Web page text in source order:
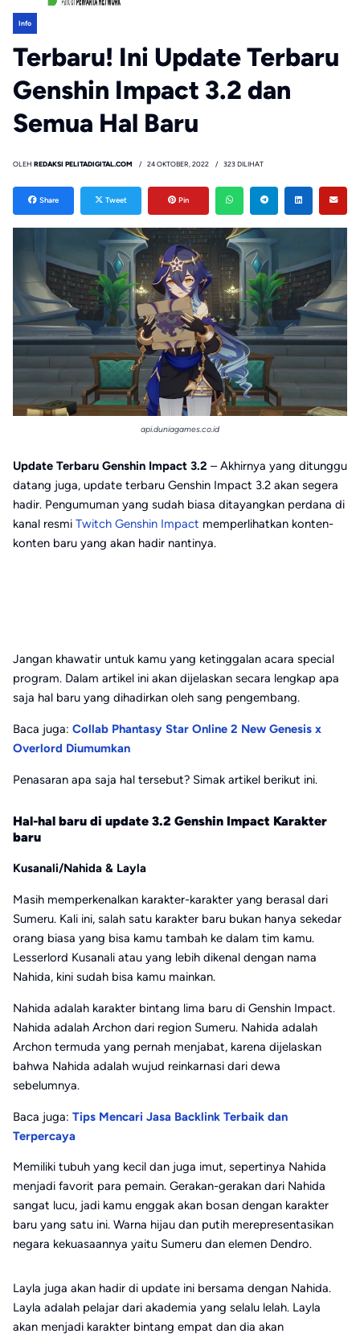
Info
Terbaru! Ini Update Terbaru
Genshin Impact 3.2 dan
Semua Hal Baru
OLEH REDAKSI PELITADIGITAL.COM 24 OKTOBER, 2022 323 DILIHAT
Share Tweet Pin
api.duniagames.co.id
Update Terbaru Genshin Impact 3.2 – Akhirnya yang ditunggu
datang juga, update terbaru Genshin Impact 3.2 akan segera
hadir. Pengumuman yang sudah biasa ditayangkan perdana di
kanal resmi Twitch Genshin Impact memperlihatkan konten-
konten baru yang akan hadir nantinya.
Jangan khawatir untuk kamu yang ketinggalan acara special
program. Dalam artikel ini akan dijelaskan secara lengkap apa
saja hal baru yang dihadirkan oleh sang pengembang.
Baca juga: Collab Phantasy Star Online 2 New Genesis x
Overlord Diumumkan
Penasaran apa saja hal tersebut? Simak artikel berikut ini.
Hal-hal baru di update 3.2 Genshin Impact Karakter
baru
Kusanali/Nahida & Layla
Masih memperkenalkan karakter-karakter yang berasal dari
Sumeru. Kali ini, salah satu karakter baru bukan hanya sekedar
orang biasa yang bisa kamu tambah ke dalam tim kamu.
Lesserlord Kusanali atau yang lebih dikenal dengan nama
Nahida, kini sudah bisa kamu mainkan.
Nahida adalah karakter bintang lima baru di Genshin Impact.
Nahida adalah Archon dari region Sumeru. Nahida adalah
Archon termuda yang pernah menjabat, karena dijelaskan
bahwa Nahida adalah wujud reinkarnasi dari dewa
sebelumnya.
Baca juga: Tips Mencari Jasa Backlink Terbaik dan
Terpercaya
Memiliki tubuh yang kecil dan juga imut, sepertinya Nahida
menjadi favorit para pemain. Gerakan-gerakan dari Nahida
sangat lucu, jadi kamu enggak akan bosan dengan karakter
baru yang satu ini. Warna hijau dan putih merepresentasikan
negara kekuasaannya yaitu Sumeru dan elemen Dendro.
Layla juga akan hadir di update ini bersama dengan Nahida.
Layla adalah pelajar dari akademia yang selalu lelah. Layla
akan menjadi karakter bintang empat dan dia akan